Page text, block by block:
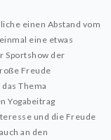
einen Abstand vom
eine etwas
Sportshow der
Freude
Thema
Yogabeitrag
und die Freude
an den